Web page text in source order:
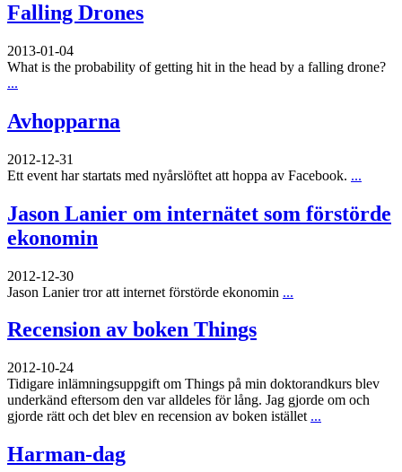
Falling Drones
2013-01-04
What is the probability of getting hit in the head by a falling drone?
...
Avhopparna
2012-12-31
Ett event har startats med nyårslöftet att hoppa av Facebook. ...
Jason Lanier om internätet som förstörde
ekonomin
2012-12-30
Jason Lanier tror att internet förstörde ekonomin ...
Recension av boken Things
2012-10-24
Tidigare inlämningsuppgift om Things på min doktorandkurs blev
underkänd eftersom den var alldeles för lång. Jag gjorde om och
gjorde rätt och det blev en recension av boken istället ...
Harman-dag